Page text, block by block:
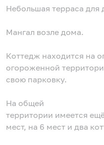
Небольшая терраса
Мангал возле дома.
Коттедж находится на
огороженной
свою парковку.
На общей
территории имеется
мест, на 6 мест и два